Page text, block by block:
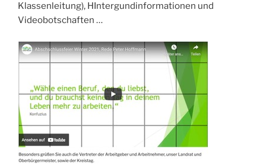
Klassenleitung), HIntergundinformationen und
Videobotschaften …